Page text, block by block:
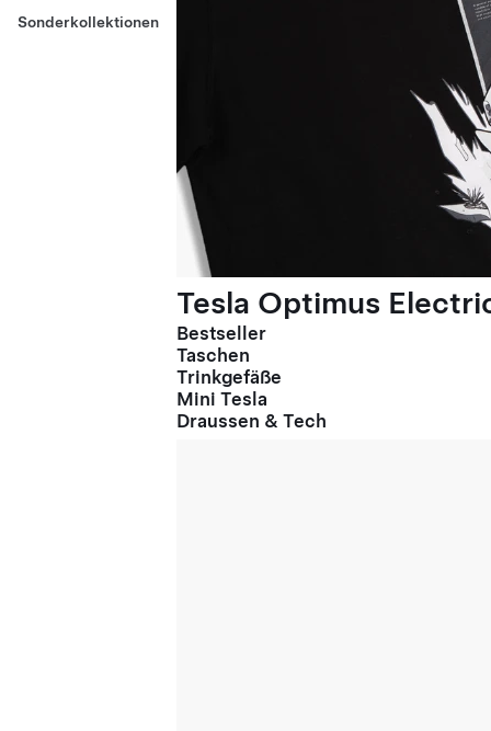
Sonderkollektionen
Tesla Optimus
Bestseller
Taschen
Trinkgefäße
Mini Tesla
Draussen & Tech